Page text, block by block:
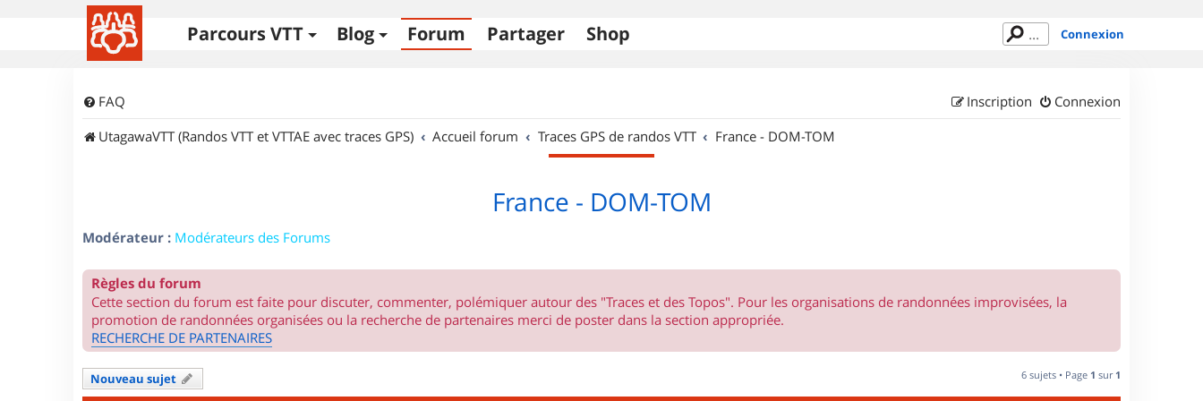
Parcours VTT Blog Forum Partager Shop Connexion
FAQ Connexion
Inscription
UtagawaVTT (Randos VTT et VTTAE avec traces GPS)
Accueil forum Traces GPS de randos VTT France - DOM-TOM
France - DOM-TOM
Modérateur : Modérateurs des Forums
Règles du forum
Cette section du forum est faite pour discuter, commenter, polémiquer autour des "Traces et des Topos". Pour les organisations de randonnées improvisées, la
promotion de randonnées organisées ou la recherche de partenaires merci de poster dans la section appropriée.
RECHERCHE DE PARTENAIRES
Nouveau sujet 6 sujets • Page 1 sur 1